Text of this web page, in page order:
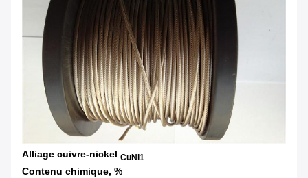
Alliage cuivre-nickel CuNi1
Contenu chimique, %